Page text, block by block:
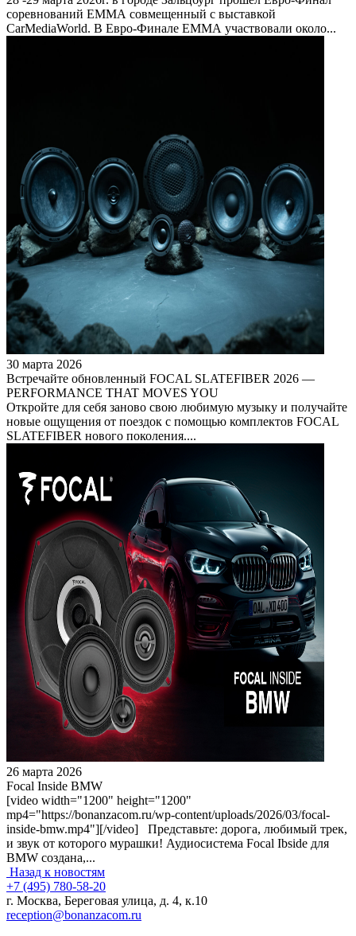
соревнований ЕММА совмещенный с выставкой
CarMediaWorld. В Евро-Финале ЕММА участвовали около...
30 марта 2026
Встречайте обновленный FOCAL SLATEFIBER 2026 —
PERFORMANCE THAT MOVES YOU
Откройте для себя заново свою любимую музыку и получайте
новые ощущения от поездок с помощью комплектов FOCAL
SLATEFIBER нового поколения....
26 марта 2026
Focal Inside BMW
[video width="1200" height="1200"
mp4="https://bonanzacom.ru/wp-content/uploads/2026/03/focal-
inside-bmw.mp4"][/video] Представьте: дорога, любимый трек,
и звук от которого мурашки! Аудиосистема Focal Ibside для
BMW создана,...
Назад к новостям
+7 (495) 780-58-20
г. Москва, Береговая улица, д. 4, к.10
reception@bonanzacom.ru